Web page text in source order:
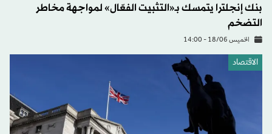
بنك إنجلترا يتمسك بـ«التثبيت الفعّال» لمواجهة مخاطر
التضخم
الخميس 18/06 - 14:00
الاقتصاد